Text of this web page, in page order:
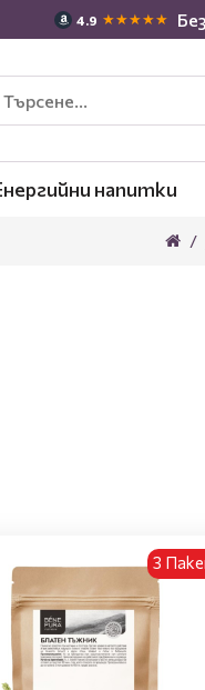
4.9 ★★★★★
напитки
3